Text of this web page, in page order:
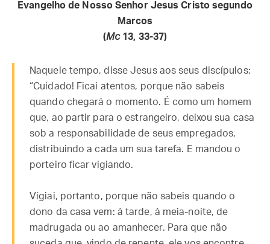
Evangelho de Nosso Senhor Jesus Cristo segundo
Marcos
(Mc13, 33-37)
Naquele tempo, disse Jesus aos seus discípulos:
“Cuidado! Ficai atentos, porque não sabeis
quando chegará o momento. É como um homem
que, ao partir para o estrangeiro, deixou sua casa
sob a responsabilidade de seus empregados,
distribuindo a cada um sua tarefa. E mandou o
porteiro ficar vigiando.
Vigiai, portanto, porque não sabeis quando o
dono da casa vem: à tarde, à meia-noite, de
madrugada ou ao amanhecer. Para que não